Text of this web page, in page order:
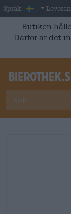
Skip to main content
Språk: Swedish
Butiken
Därför är det